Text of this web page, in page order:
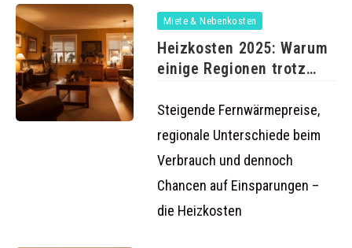
Miete & Nebenkosten
Heizkosten 2025: Warum
einige Regionen trotz
Steigende Fernwärmepreise,
regionale Unterschiede beim
Verbrauch und dennoch
Chancen auf Einsparungen –
die Heizkosten